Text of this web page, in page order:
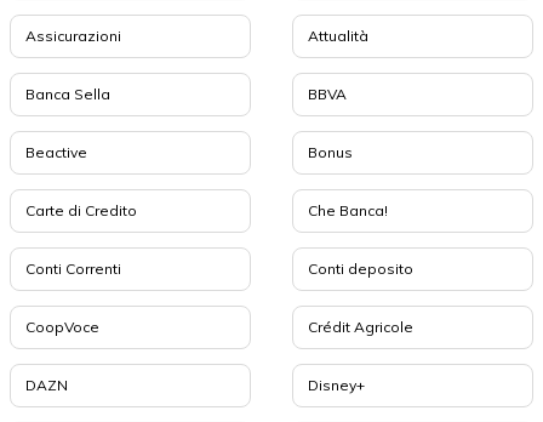
Assicurazioni Attualità
Banca Sella BBVA
Beactive Bonus
Carte di Credito Che Banca!
Conti Correnti Conti deposito
CoopVoce Crédit Agricole
DAZN Disney+